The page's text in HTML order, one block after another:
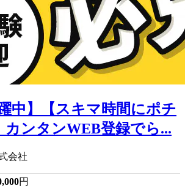
躍中】【スキマ時間にポチ
カンタンWEB登録でら...
会社
円